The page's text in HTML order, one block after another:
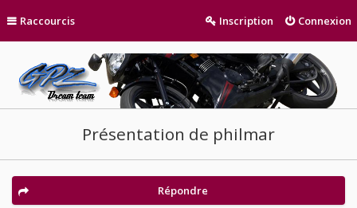
Raccourcis Connexion
Inscription
Présentation de philmar
Répondre